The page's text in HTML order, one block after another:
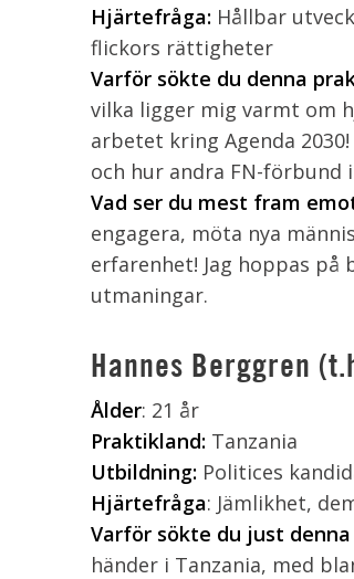
Hjärtefråga: Hållbar
flickors rättigheter
Varför sökte du denna
vilka ligger mig varmt om
arbetet kring Agenda
och hur andra FN-förbund
Vad ser du mest fram
engagera, möta nya
erfarenhet! Jag hoppas
utmaningar.
Hannes Berggren
Ålder: 21 år
Praktikland: Tanzania
Utbildning: Politices
Hjärtefråga: Jämlikhet,
Varför sökte du just
händer i Tanzania, med